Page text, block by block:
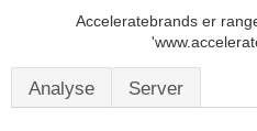
Acceleratebrands er
Analyse Server